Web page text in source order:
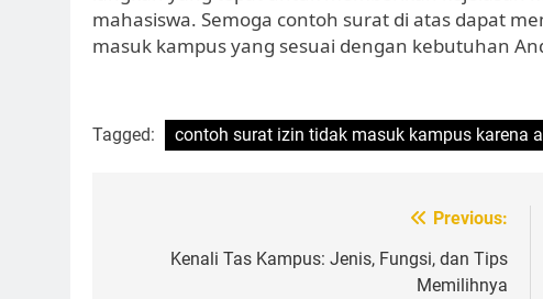
mahasiswa. Semoga contoh surat di atas dapat
masuk kampus yang sesuai dengan kebutuhan
Tagged: contoh surat izin tidak masuk kampus karena
navigation
Previous:
Kenali Tas Kampus: Jenis, Fungsi, dan Tips
Memilihnya